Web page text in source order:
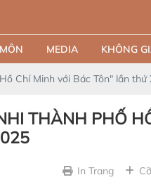
MEDIA KHÔNG
Chí Minh với Bác Tôn" lần thứ
THÀNH PHỐ
In Trang